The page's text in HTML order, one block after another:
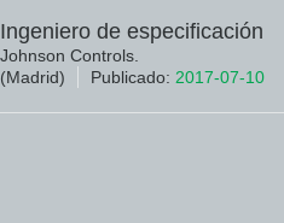
Ingeniero de especificación
Johnson Controls.
(Madrid)
Publicado: 2017-07-10